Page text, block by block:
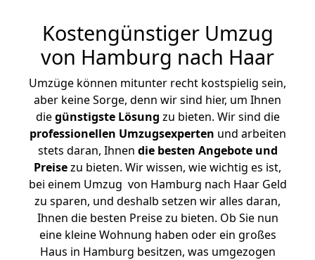
Kostengünstiger Umzug
von Hamburg nach Haar
Umzüge können mitunter recht kostspielig sein,
aber keine Sorge, denn wir sind hier, um Ihnen
diegünstigste Lösung zu bieten. Wir sind die
professionellen Umzugsexperten und arbeiten
stets daran, Ihnen die besten Angebote und
Preisezu bieten. Wir wissen, wie wichtig es ist,
bei einem Umzug von Hamburg nach Haar Geld
zu sparen, und deshalb setzen wir alles daran,
Ihnen die besten Preise zu bieten. Ob Sie nun
eine kleine Wohnung haben oder ein großes
Haus in Hamburg besitzen, was umgezogen